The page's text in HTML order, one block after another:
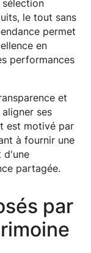
le tout sans
permet
en
performances
et
ses
est motivé par
à fournir une
d'une
partagée.
par